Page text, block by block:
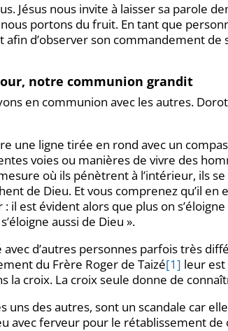
Jésus nous invite à laisser sa parole
portons du fruit. En tant que
d’observer son commandement de
notre communion grandit
en communion avec les autres.
une ligne tirée en rond avec un
voies ou manières de vivre des
où ils pénètrent à l’intérieur, ils
de Dieu. Et vous comprenez qu’il
est évident alors que plus on
aussi de Dieu ».
d’autres personnes parfois très
du Frère Roger de Taizé[1] leur est
la croix. La croix seule donne de
uns des autres, sont un scandale car
avec ferveur pour le rétablissement de